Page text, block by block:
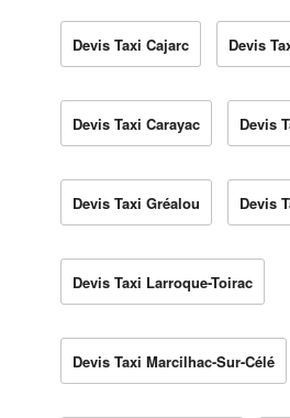
Devis Taxi Cajarc Devis
Devis Taxi Carayac Devis
Devis Taxi Gréalou Devis
Devis Taxi Larroque-Toirac
Devis Taxi Marcilhac-Sur-Célé